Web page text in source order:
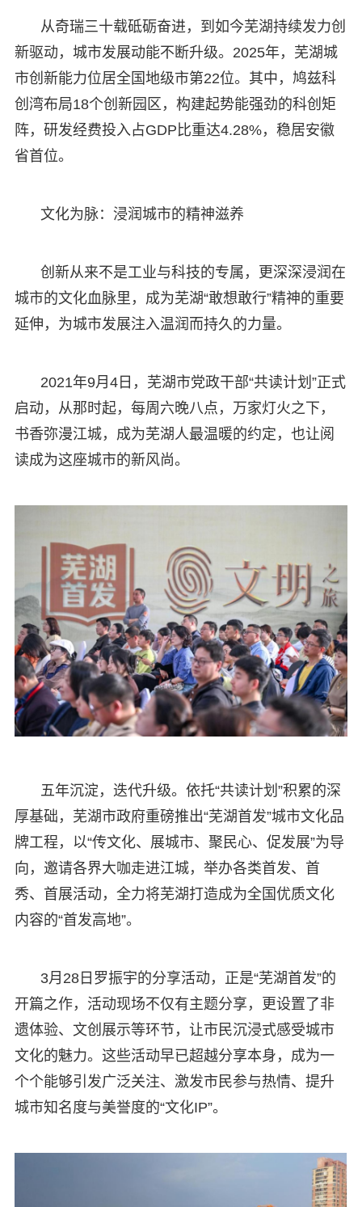
从奇瑞三十载砥砺奋进，到如今芜湖持续发力创
新驱动，城市发展动能不断升级。2025年，芜湖城
市创新能力位居全国地级市第22位。其中，鸠兹科
创湾布局18个创新园区，构建起势能强劲的科创矩
阵，研发经费投入占GDP比重达4.28%，稳居安徽
省首位。
文化为脉：浸润城市的精神滋养
创新从来不是工业与科技的专属，更深深浸润在
城市的文化血脉里，成为芜湖“敢想敢行”精神的重要
延伸，为城市发展注入温润而持久的力量。
2021年9月4日，芜湖市党政干部“共读计划”正式
启动，从那时起，每周六晚八点，万家灯火之下，
书香弥漫江城，成为芜湖人最温暖的约定，也让阅
读成为这座城市的新风尚。
五年沉淀，迭代升级。依托“共读计划”积累的深
厚基础，芜湖市政府重磅推出“芜湖首发”城市文化品
牌工程，以“传文化、展城市、聚民心、促发展”为导
向，邀请各界大咖走进江城，举办各类首发、首
秀、首展活动，全力将芜湖打造成为全国优质文化
内容的“首发高地”。
3月28日罗振宇的分享活动，正是“芜湖首发”的
开篇之作，活动现场不仅有主题分享，更设置了非
遗体验、文创展示等环节，让市民沉浸式感受城市
文化的魅力。这些活动早已超越分享本身，成为一
个个能够引发广泛关注、激发市民参与热情、提升
城市知名度与美誉度的“文化IP”。